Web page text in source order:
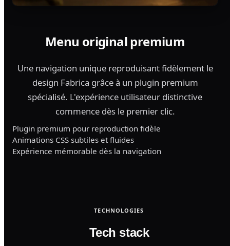
Menu original premium
Une navigation unique reproduisant fidèlement le
design Fabrica grâce à un plugin premium
spécialisé. L'expérience utilisateur distinctive
commence dès le premier clic.
Plugin premium pour reproduction fidèle
Animations CSS subtiles et fluides
Expérience mémorable dès la navigation
TECHNOLOGIES
Tech stack